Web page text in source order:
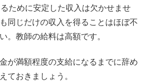
ために安定した収入は欠かせませ
同じだけの収入を得ることはほぼ不
。教師の給料は高額です。
が満額程度の支給になるまでに辞め
ておきましょう。